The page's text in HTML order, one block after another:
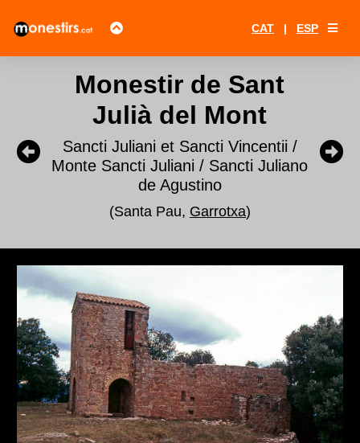
CAT | ESP
Monestir de Sant
Julià del Mont
Sancti Juliani et Sancti Vincentii /
Monte Sancti Juliani / Sancti Juliano
de Agustino
(Santa Pau, Garrotxa)